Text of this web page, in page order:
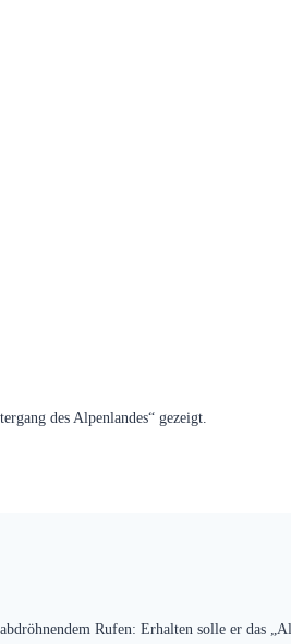
des Alpenlandes“ gezeigt.
Rufen: Erhalten solle er das